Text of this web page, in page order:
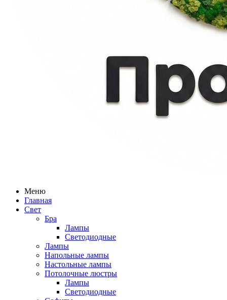
Меню
Главная
Свет
Бра
Лампы
Светодиодные
Лампы
Напольные лампы
Настольные лампы
Потолочные люстры
Лампы
Светодиодные